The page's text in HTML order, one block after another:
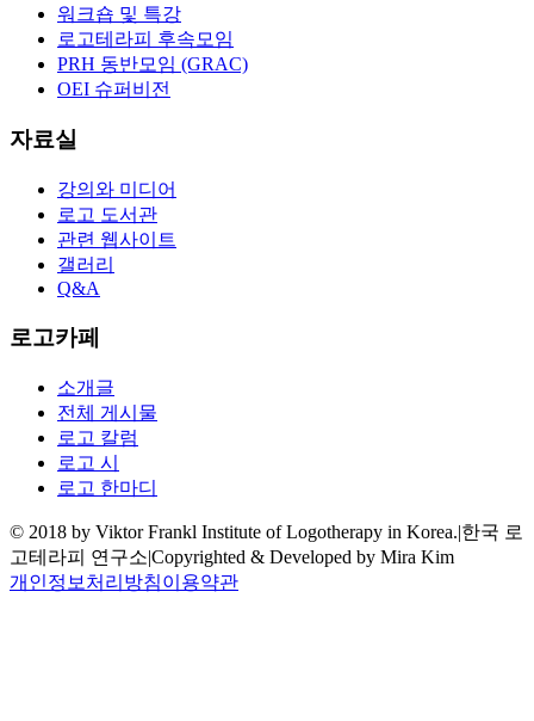
워크숍 및 특강
로고테라피 후속모임
PRH 동반모임 (GRAC)
OEI 슈퍼비전
자료실
강의와 미디어
로고 도서관
관련 웹사이트
갤러리
Q&A
로고카페
소개글
전체 게시물
로고 칼럼
로고 시
로고 한마디
© 2018 by Viktor Frankl Institute of Logotherapy in Korea.|한국 로
고테라피 연구소|Copyrighted & Developed by Mira Kim
개인정보처리방침이용약관